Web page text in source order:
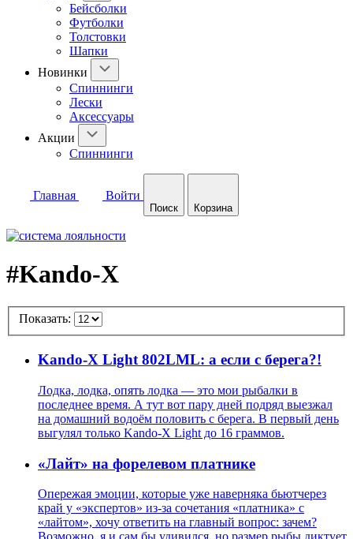
Бейсболки
Футболки
Толстовки
Шапки
Новинки
Спиннинги
Лески
Аксессуары
Акции
Спиннинги
Главная Войти
Поиск Корзина
#Kando-X
Показать:
Kando-X Light 802LML: а если с берега?!
Лодка, лодка, опять лодка — это мои рыбалки в
последнее время. А тут вот пару дней подряд выезжал
на домашний водоём половить с берега. В первый день
выгулял только Kando-X Light до 16 граммов.
«Лайт» на форелевом платнике
Опережая эмоции, которые уже наверняка бьютчерез
край у «экспертов» из-за сочетания «платника» с
«лайтом», хочу ответить на главный вопрос: зачем?